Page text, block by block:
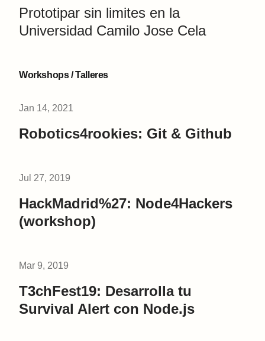
Prototipar sin limites en la
Universidad Camilo Jose Cela
Workshops / Talleres
Jan 14, 2021
Robotics4rookies: Git & Github
Jul 27, 2019
HackMadrid%27: Node4Hackers
(workshop)
Mar 9, 2019
T3chFest19: Desarrolla tu
Survival Alert con Node.js